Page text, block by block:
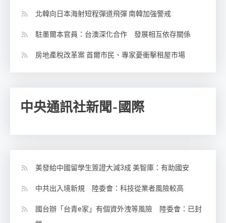
北韓向日本海射短程彈道飛彈 南韓加強警戒
駐墨爾本官員：台澳深化合作 發展相互依存關係
房地產稅改革案 首爾市民、專家憂衝擊租屋市場
中央通訊社新聞-國際
美發給中國留學生簽證大減3成 美智庫：有助國安
中共出入境新規 陸委會：科技從業者風險較高
國台辦「台青e家」有個資外洩等風險 陸委會：已封